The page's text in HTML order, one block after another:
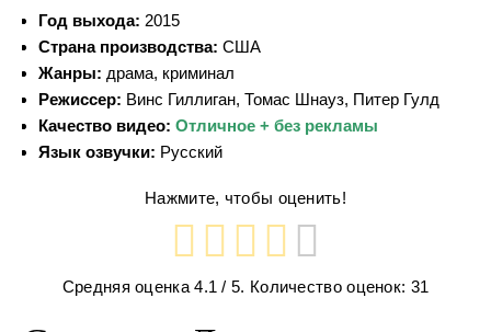
Год выхода: 2015
Страна производства: США
Жанры: драма, криминал
Режиссер: Винс Гиллиган, Томас Шнауз, Питер Гулд
Качество видео: Отличное + без рекламы
Язык озвучки: Русский
Нажмите, чтобы оценить!
Средняя оценка4.1 / 5. Количество оценок: 31